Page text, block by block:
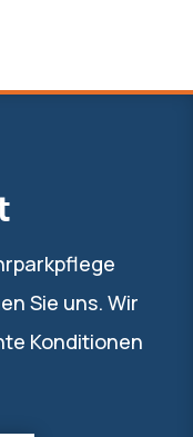
Sie uns. Wir
Konditionen